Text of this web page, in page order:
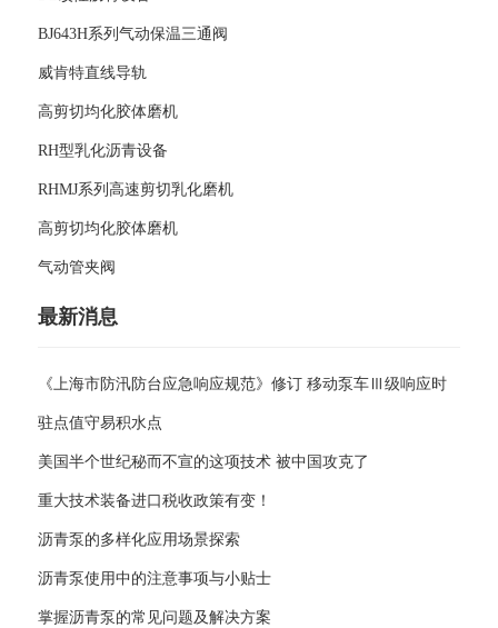
BJ643H系列气动保温三通阀
威肯特直线导轨
高剪切均化胶体磨机
RH型乳化沥青设备
RHMJ系列高速剪切乳化磨机
高剪切均化胶体磨机
气动管夹阀
最新消息
《上海市防汛防台应急响应规范》修订 移动泵车Ⅲ级响应时
驻点值守易积水点
美国半个世纪秘而不宣的这项技术 被中国攻克了
重大技术装备进口税收政策有变！
沥青泵的多样化应用场景探索
沥青泵使用中的注意事项与小贴士
掌握沥青泵的常见问题及解决方案